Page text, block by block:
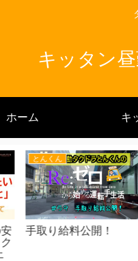
キッタン
ホーム キ
キッタン
夢洲万博の帰りどうす
る？キッタン営業ルーテ
ィン（前編） 素通りは